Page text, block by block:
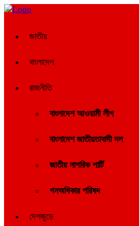
জাতীয়
বাংলাদেশ
রাজনীতি
বাংলাদেশ আওয়ামী লীগ
বাংলাদেশ জাতীয়তাবাদী দল
জাতীয় নাগরিক পার্টি
গনঅধিকার পরিষদ
দেশজুড়ে